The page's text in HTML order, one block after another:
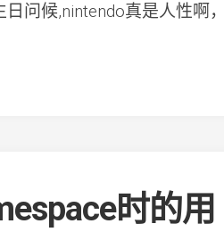
问候,nintendo真是人性啊，
时的用